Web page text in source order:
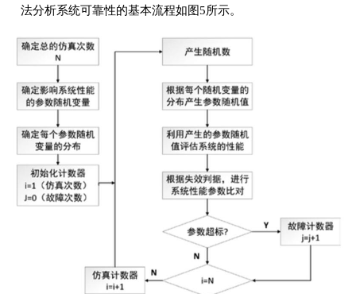
法分析系统可靠性的基本流程如图5所示。